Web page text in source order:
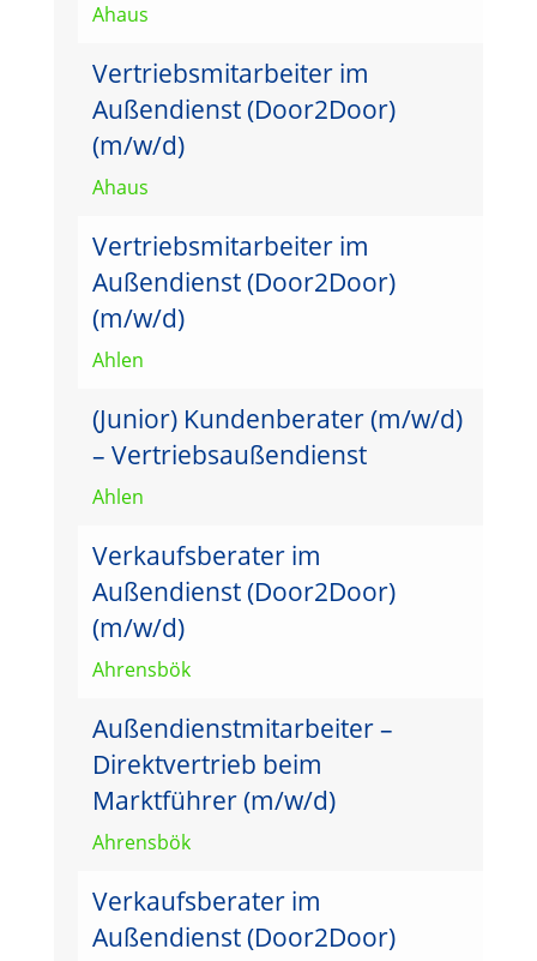
Ahaus
Vertriebsmitarbeiter im
Außendienst (Door2Door)
(m/w/d)
Ahaus
Vertriebsmitarbeiter im
Außendienst (Door2Door)
(m/w/d)
Ahlen
(Junior) Kundenberater (m/w/d)
– Vertriebsaußendienst
Ahlen
Verkaufsberater im
Außendienst (Door2Door)
(m/w/d)
Ahrensbök
Außendienstmitarbeiter –
Direktvertrieb beim
Marktführer (m/w/d)
Ahrensbök
Verkaufsberater im
Außendienst (Door2Door)